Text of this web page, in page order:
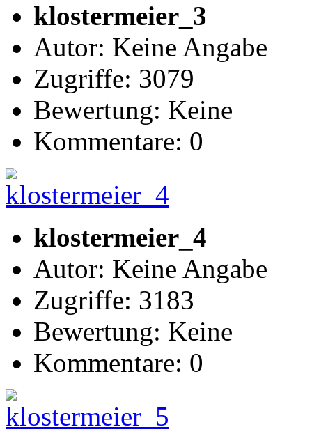
klostermeier_3
Autor: Keine Angabe
Zugriffe: 3079
Bewertung: Keine
Kommentare: 0
klostermeier_4
Autor: Keine Angabe
Zugriffe: 3183
Bewertung: Keine
Kommentare: 0